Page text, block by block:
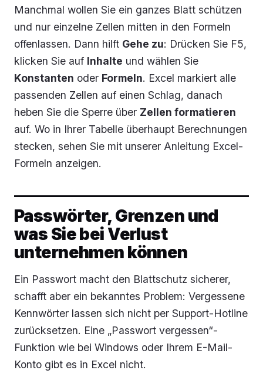
Manchmal wollen Sie ein ganzes Blatt schützen
und nur einzelne Zellen mitten in den Formeln
offenlassen. Dann hilft Gehe zu: Drücken Sie F5,
klicken Sie auf Inhalte und wählen Sie
Konstanten oder Formeln. Excel markiert alle
passenden Zellen auf einen Schlag, danach
heben Sie die Sperre über Zellen formatieren
auf. Wo in Ihrer Tabelle überhaupt Berechnungen
stecken, sehen Sie mit unserer Anleitung Excel-
Formeln anzeigen.
Passwörter, Grenzen und
was Sie bei Verlust
unternehmen können
Ein Passwort macht den Blattschutz sicherer,
schafft aber ein bekanntes Problem: Vergessene
Kennwörter lassen sich nicht per Support-Hotline
zurücksetzen. Eine „Passwort vergessen“-
Funktion wie bei Windows oder Ihrem E-Mail-
Konto gibt es in Excel nicht.